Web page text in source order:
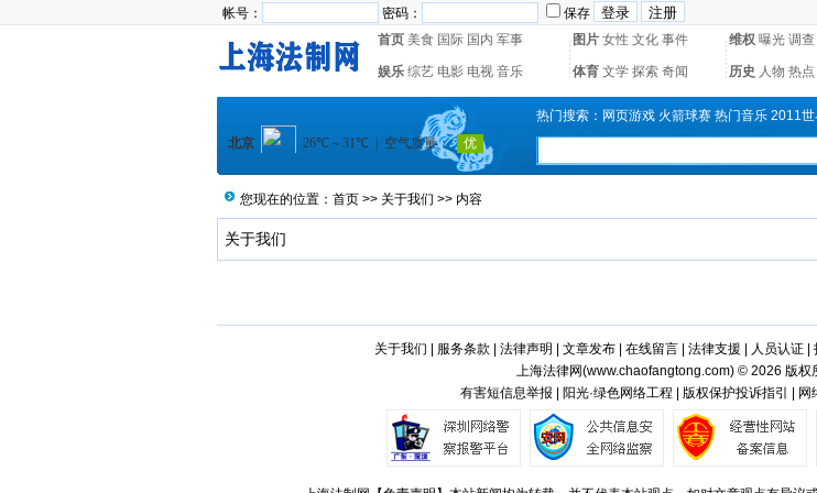
帐号： 密码： 保存
首页 美食 国际 国内 军事 图片 女性 文化 事件 维权 曝光 调查
娱乐 综艺 电影 电视 音乐 体育 文学 探索 奇闻 历史 人物 热点
热门搜索： 网页游戏 火箭球赛 热门音乐 2011世
您现在的位置： 首页 >> 关于我们 >> 内容
关于我们
关于我们 服务条款 法律声明 文章发布| 在线留言| 法律支援 人员认证|
上海法律网(www.chaofangtong.com) © 2026 版权
有害短信息举报 | 阳光·绿色网络工程 | 版权保护投诉指引 |